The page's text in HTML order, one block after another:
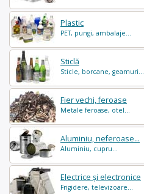
Plastic
PET, pungi, ambalaje...
Sticlă
Sticle, borcane, geamuri...
Fier vechi, feroase
Metale feroase, otel...
Aluminiu, neferoase...
Aluminiu, cupru...
Electrice și electronice
Frigidere, televizoare...